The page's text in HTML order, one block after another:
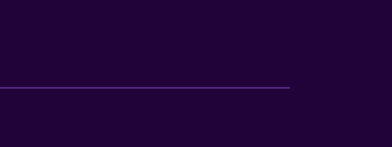
a Internet wifi gratis. Se ofrece servicio de
servicios de ocio y esparcimiento incluyen